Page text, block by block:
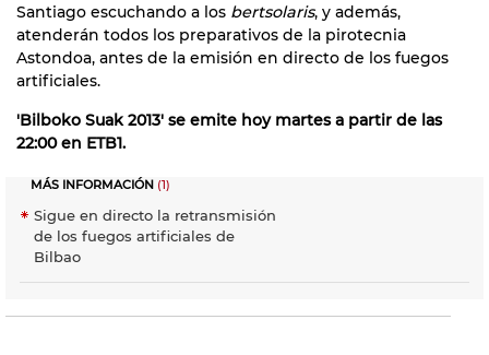
Santiago escuchando a los bertsolaris, y además,
atenderán todos los preparativos de la pirotecnia
Astondoa, antes de la emisión en directo de los fuegos
artificiales.
'Bilboko Suak 2013' se emite hoy martes a partir de las
22:00 en ETB1.
MÁS INFORMACIÓN (1)
Sigue en directo la retransmisión
de los fuegos artificiales de
Bilbao